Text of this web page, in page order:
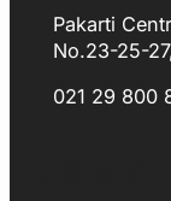
Pakarti
No.23-25-
021 29 800